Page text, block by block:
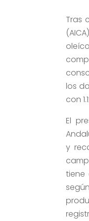
Tras
los
con
El
y
tiene